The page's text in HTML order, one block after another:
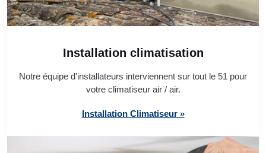
Installation climatisation
Notre équipe d'installateurs interviennent sur tout le 51 pour
votre climatiseur air / air.
Installation Climatiseur »